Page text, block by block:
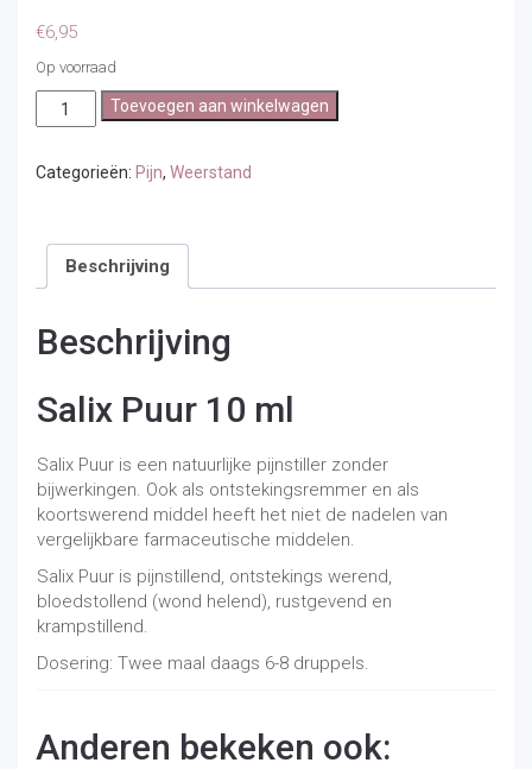
€6,95
Op voorraad
Salix
Puur
ml
Toevoegen aan winkelwagen
Categorieën: Pijn, Weerstand
Beschrijving
Beschrijving
Salix Puur 10 ml
Salix Puur is een natuurlijke pijnstiller zonder
bijwerkingen. Ook als ontstekingsremmer en als
koortswerend middel heeft het niet de nadelen van
vergelijkbare farmaceutische middelen.
Salix Puur is pijnstillend, ontstekings werend,
bloedstollend (wond helend), rustgevend en
krampstillend.
Dosering: Twee maal daags 6-8 druppels.
Anderen bekeken ook: